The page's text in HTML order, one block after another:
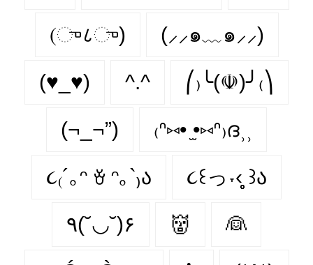
(ு८ு) (⸝⸝๑﹏๑⸝⸝)
(♥_♥) ^.^ ⎛₎╰(☫)╯₍⎞
(¬_¬”) ₍ᐢ⑅• ̫•⑅ᐢ₎ദ⸒⸒
૮₍´｡ᵔ ꈊ ᵔ｡`₎ა ૮꒰っ˕‹̥̥̥ ꒱ა
٩(˘◡˘)۶ 👹 👰